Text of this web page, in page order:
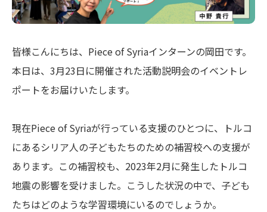
皆様こんにちは、Piece of Syriaインターンの岡田です。
本日は、3月23日に開催された活動説明会のイベントレ
ポートをお届けいたします。
現在Piece of Syriaが行っている支援のひとつに、トルコ
にあるシリア人の子どもたちのための補習校への支援が
あります。この補習校も、2023年2月に発生したトルコ
地震の影響を受けました。こうした状況の中で、子ども
たちはどのような学習環境にいるのでしょうか。